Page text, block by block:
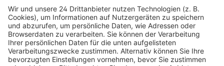
ISBN 978-3-466-37294-2